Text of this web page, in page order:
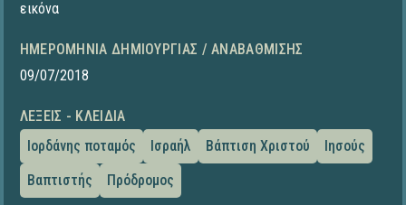
εικόνα
ΗΜΕΡΟΜΗΝΊΑ ΔΗΜΙΟΥΡΓΊΑΣ / ΑΝΑΒΆΘΜΙΣΗΣ
09/07/2018
ΛΈΞΕΙΣ - ΚΛΕΙΔΙΆ
Ιορδάνης ποταμός
Ισραήλ Βάπτιση Χριστού
Ιησούς
Βαπτιστής
Πρόδρομος